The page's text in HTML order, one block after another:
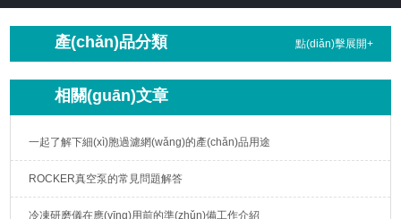
產(chǎn)品分類 點(diǎn)擊展開+
相關(guān)文章
一起了解下細(xì)胞過濾網(wǎng)的產(chǎn)品用途
ROCKER真空泵的常見問題解答
冷凍研磨儀在應(yīng)用前的準(zhǔn)備工作介紹